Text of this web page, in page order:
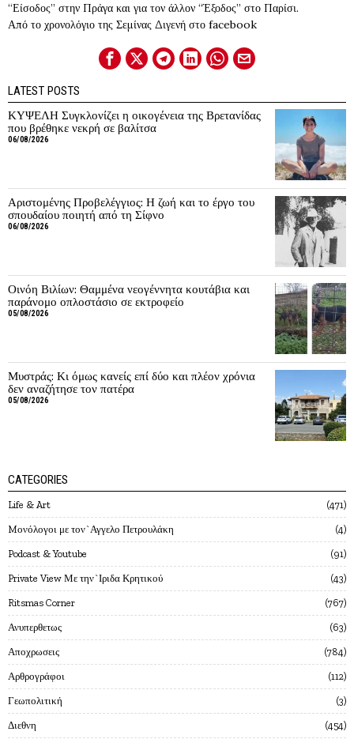
“Είσοδος” στην Πράγα και για τον άλλον “Έξοδος” στο Παρίσι.
Από το χρονολόγιο της Σεμίνας Διγενή στο facebook
LATEST POSTS
ΚΥΨΕΛΗ Συγκλονίζει η οικογένεια της Βρετανίδας
που βρέθηκε νεκρή σε βαλίτσα
06/08/2026
Αριστομένης Προβελέγγιος: Η ζωή και το έργο του
σπουδαίου ποιητή από τη Σίφνο
06/08/2026
Οινόη Βιλίων: Θαμμένα νεογέννητα κουτάβια και
παράνομο οπλοστάσιο σε εκτροφείο
05/08/2026
Μυστράς: Κι όμως κανείς επί δύο και πλέον χρόνια
δεν αναζήτησε τον πατέρα
05/08/2026
CATEGORIES
Life & Art 471
Mονόλογοι με τον`Αγγελο Πετρουλάκη 4
Podcast & Youtube 91
Private View Με την`Ιριδα Κρητικού 43
Ritsmas Corner 767
Ανυπερθετως 63
Αποχρωσεις 784
Αρθρογράφοι 112
Γεωπολιτική 3
Διεθνη 454